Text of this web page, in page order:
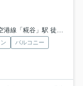
線「糀谷」駅 徒歩7分
バルコニー